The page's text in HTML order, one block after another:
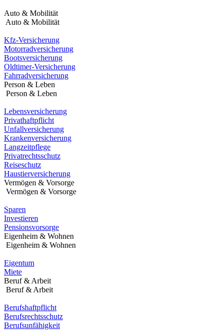
Auto & Mobilität
Auto & Mobilität
Kfz-Versicherung
Motorradversicherung
Bootsversicherung
Oldtimer-Versicherung
Fahrradversicherung
Person & Leben
Person & Leben
Lebensversicherung
Privathaftpflicht
Unfallversicherung
Krankenversicherung
Langzeitpflege
Privatrechtsschutz
Reiseschutz
Haustierversicherung
Vermögen & Vorsorge
Vermögen & Vorsorge
Sparen
Investieren
Pensionsvorsorge
Eigenheim & Wohnen
Eigenheim & Wohnen
Eigentum
Miete
Beruf & Arbeit
Beruf & Arbeit
Berufshaftpflicht
Berufsrechtsschutz
Berufsunfähigkeit